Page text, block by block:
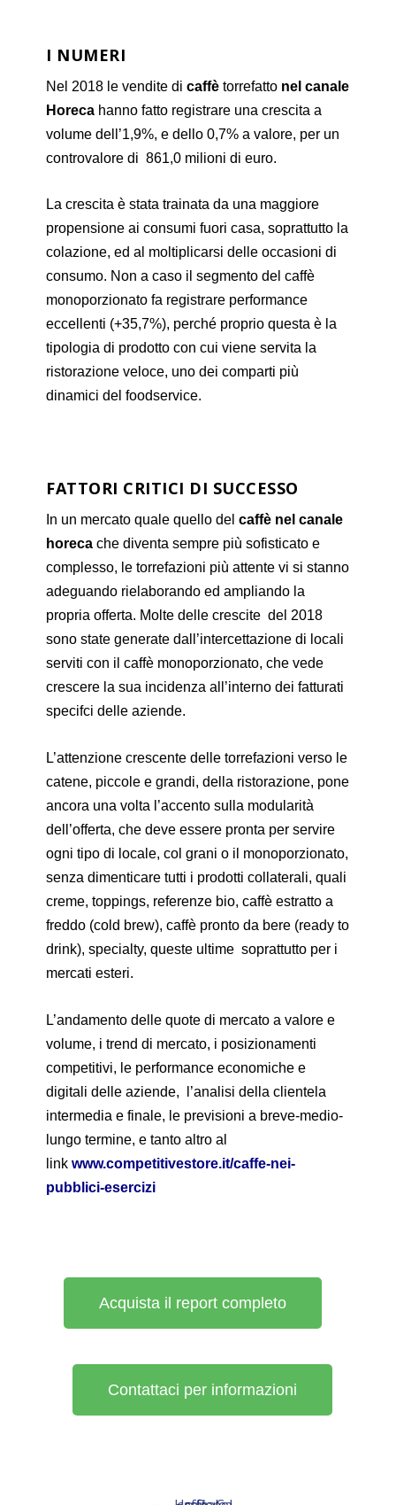
I NUMERI
Nel 2018 le vendite dicaffè torrefatto nel canale
Horeca hanno fatto registrare una crescita a
volume dell’1,9%, e dello 0,7% a valore, per un
controvalore di 861,0 milioni di euro.
La crescita è stata trainata da una maggiore
propensione ai consumi fuori casa, soprattutto la
colazione, ed al moltiplicarsi delle occasioni di
consumo. Non a caso il segmento del caffè
monoporzionato fa registrare performance
eccellenti (+35,7%), perché proprio questa è la
tipologia di prodotto con cui viene servita la
ristorazione veloce, uno dei comparti più
dinamici del foodservice.
FATTORI CRITICI DI SUCCESSO
In un mercato quale quello delcaffè nel canale
horeca che diventa sempre più sofisticato e
complesso, le torrefazioni più attente vi si stanno
adeguando rielaborando ed ampliando la
propria offerta. Molte delle crescite del 2018
sono state generate dall’intercettazione di locali
serviti con il caffè monoporzionato, che vede
crescere la sua incidenza all’interno dei fatturati
specifci delle aziende.
L’attenzione crescente delle torrefazioni verso le
catene, piccole e grandi, della ristorazione, pone
ancora una volta l’accento sulla modularità
dell’offerta, che deve essere pronta per servire
ogni tipo di locale, col grani o il monoporzionato,
senza dimenticare tutti i prodotti collaterali, quali
creme, toppings, referenze bio, caffè estratto a
freddo (cold brew), caffè pronto da bere (ready to
drink), specialty, queste ultime soprattutto per i
mercati esteri.
L’andamento delle quote di mercato a valore e
volume, i trend di mercato, i posizionamenti
competitivi, le performance economiche e
digitali delle aziende, l’analisi della clientela
intermedia e finale, le previsioni a breve-medio-
lungo termine, e tanto altro al
linkwww.competitivestore.it/caffe-nei-
pubblici-esercizi
Acquista il report completo
Contattaci per informazioni